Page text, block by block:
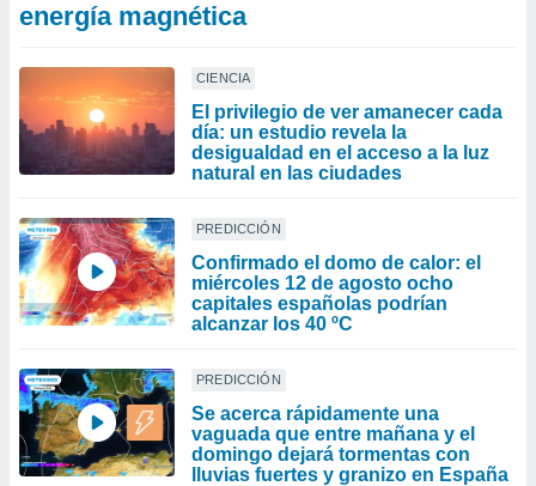
energía magnética
CIENCIA
El privilegio de ver amanecer cada
día: un estudio revela la
desigualdad en el acceso a la luz
natural en las ciudades
PREDICCIÓN
Confirmado el domo de calor: el
miércoles 12 de agosto ocho
capitales españolas podrían
alcanzar los 40 ºC
PREDICCIÓN
Se acerca rápidamente una
vaguada que entre mañana y el
domingo dejará tormentas con
lluvias fuertes y granizo en España